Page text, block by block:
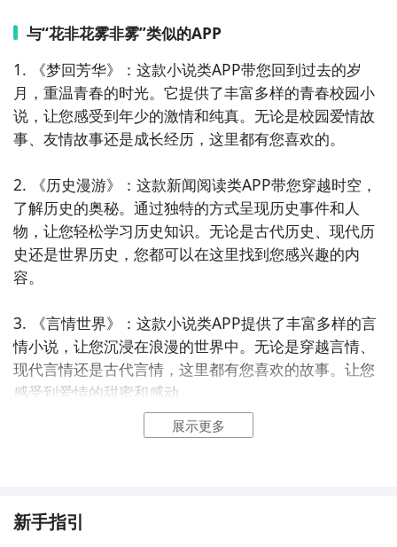
与“花非花雾非雾”类似的APP
1. 《梦回芳华》：这款小说类APP带您回到过去的岁
月，重温青春的时光。它提供了丰富多样的青春校园小
说，让您感受到年少的激情和纯真。无论是校园爱情故
事、友情故事还是成长经历，这里都有您喜欢的。
2. 《历史漫游》：这款新闻阅读类APP带您穿越时空，
了解历史的奥秘。通过独特的方式呈现历史事件和人
物，让您轻松学习历史知识。无论是古代历史、现代历
史还是世界历史，您都可以在这里找到您感兴趣的内
容。
3. 《言情世界》：这款小说类APP提供了丰富多样的言
情小说，让您沉浸在浪漫的世界中。无论是穿越言情、
现代言情还是古代言情，这里都有您喜欢的故事。让您
感受到爱情的甜蜜和感动。
4. 《科技前沿》：这款新闻阅读类APP带您了解最新的
人工智能、物联网还是生物技术，这里都有您想知道的
信息。
展示更多
新手指引